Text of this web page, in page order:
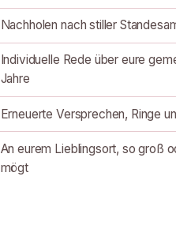
Nachholen nach stiller
Individuelle Rede über eure
Jahre
Erneuerte Versprechen, Ringe
An eurem Lieblingsort, so groß
mögt